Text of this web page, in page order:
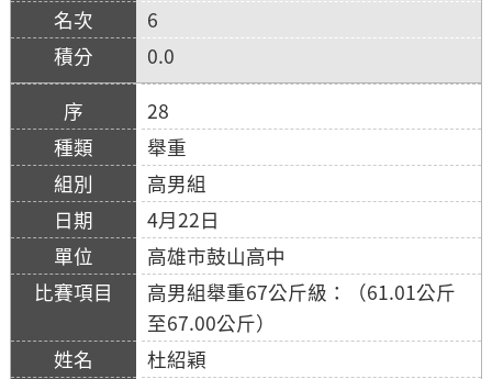
6
0.0
28
舉重
高男組
4月22日
高雄市鼓山高中
高男組舉重67公斤級：（61.01公斤
至67.00公斤）
杜紹穎